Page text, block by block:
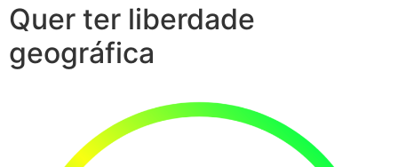
Quer ter liberdade
geográfica